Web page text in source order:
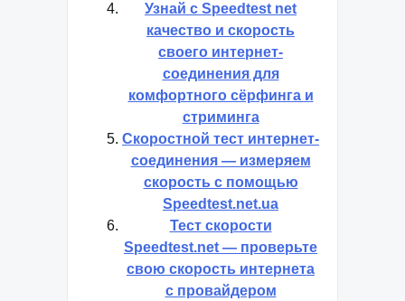
Узнай с Speedtest net
качество и скорость
своего интернет-
соединения для
комфортного сёрфинга и
стриминга
Скоростной тест интернет-
соединения — измеряем
скорость с помощью
Speedtest.net.ua
Тест скорости
Speedtest.net — проверьте
свою скорость интернета
с провайдером